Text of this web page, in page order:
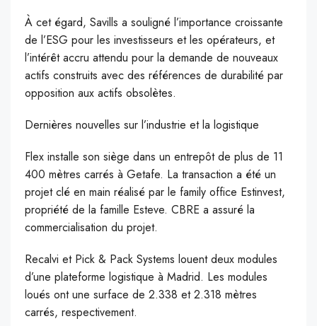
À cet égard, Savills a souligné l’importance croissante
de l’ESG pour les investisseurs et les opérateurs, et
l’intérêt accru attendu pour la demande de nouveaux
actifs construits avec des références de durabilité par
opposition aux actifs obsolètes.
Dernières nouvelles sur l’industrie et la logistique
Flex installe son siège dans un entrepôt de plus de 11
400 mètres carrés à Getafe. La transaction a été un
projet clé en main réalisé par le family office Estinvest,
propriété de la famille Esteve. CBRE a assuré la
commercialisation du projet.
Recalvi et Pick & Pack Systems louent deux modules
d’une plateforme logistique à Madrid. Les modules
loués ont une surface de 2.338 et 2.318 mètres
carrés, respectivement.